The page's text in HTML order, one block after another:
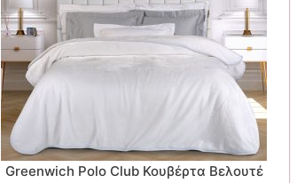
Greenwich Polo Club Κουβέρτα Βελουτέ